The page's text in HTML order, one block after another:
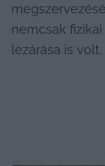
nemcsak
lezárása is volt.